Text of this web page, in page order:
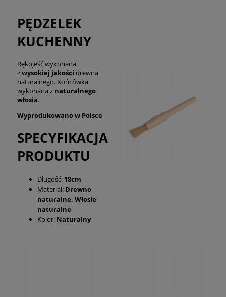
PĘDZELEK
KUCHENNY
Rękojeść wykonana
zwysokiej jakości drewna
naturalnego. Końcówka
wykonana z naturalnego
włosia.
Wyprodukowano w Polsce
SPECYFIKACJA
PRODUKTU
Długość: 18cm
Materiał: Drewno
naturalne, Włosie
naturalne
Kolor: Naturalny